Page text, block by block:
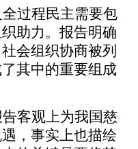
过程民主需要包
助力。报告明确
会组织协商被列
其中的重要组成
客观上为我国慈
，事实上也描绘